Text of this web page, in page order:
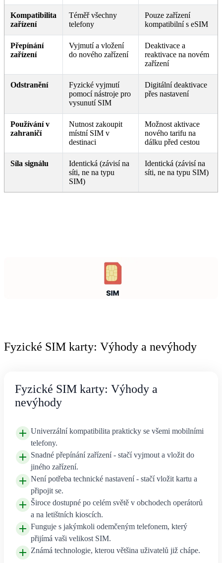
Kompatibilita
zařízení
Téměř všechny
telefony
Pouze zařízení
kompatibilní s eSIM
Přepínání
zařízení
Vyjmutí a vložení
do nového zařízení
Deaktivace a
reaktivace na novém
zařízení
Odstranění
Fyzické vyjmutí
pomocí nástroje pro
vysunutí SIM
Digitální deaktivace
přes nastavení
Používání v
zahraničí
Nutnost zakoupit
místní SIM v
destinaci
Možnost aktivace
nového tarifu na
dálku před cestou
Síla signálu
Identická (závisí na
síti, ne na typu
SIM)
Identická (závisí na
síti, ne na typu SIM)
Fyzické SIM karty: Výhody a nevýhody
Fyzické SIM karty: Výhody a
nevýhody
Univerzální kompatibilita prakticky se všemi mobilními
telefony.
Snadné přepínání zařízení - stačí vyjmout a vložit do
jiného zařízení.
Není potřeba technické nastavení - stačí vložit kartu a
připojit se.
Široce dostupné po celém světě v obchodech operátorů
a na letištních kioscích.
Funguje s jakýmkoli odemčeným telefonem, který
přijímá vaši velikost SIM.
Známá technologie, kterou většina uživatelů již chápe.